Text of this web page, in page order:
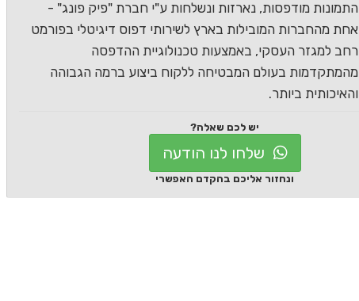
התמונות מודפסות, נארזות ונשלחות ע"י חברת "פיק פונג" -
אחת מהחברות המובילות בארץ לשירותי דפוס דיגיטלי בפורמט
רחב למגזר העסקי, באמצעות טכנולוגיית ההדפסה
מהמתקדמות בעולם המבטיחה ללקוח ביצוע ברמה הגבוהה
והאיכותית ביותר.
יש לכם שאלה?
שלחו לנו הודעה
ונחזור אליכם בהקדם האפשרי